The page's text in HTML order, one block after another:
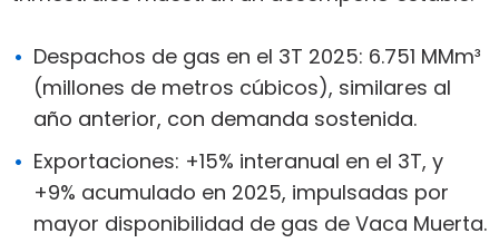
Despachos de gas en el 3T 2025: 6.751 MMm³
(millones de metros cúbicos), similares al
año anterior, con demanda sostenida.
Exportaciones: +15% interanual en el 3T, y
+9% acumulado en 2025, impulsadas por
mayor disponibilidad de gas de Vaca Muerta.